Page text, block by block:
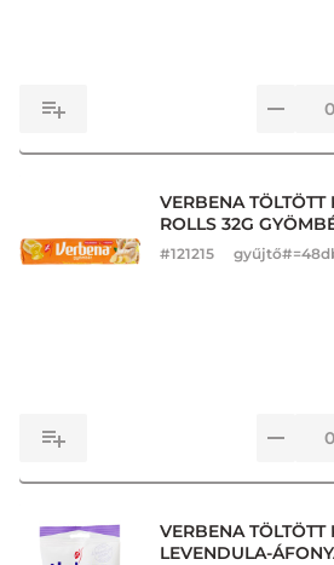
VERBENA TÖLTÖTT
ROLLS 32G
#121215
VERBENA
LEVENDULA-